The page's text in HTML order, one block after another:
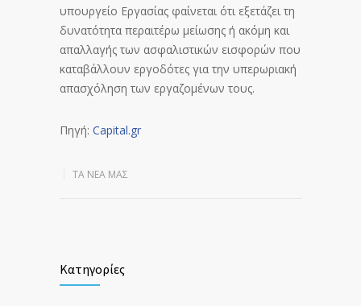
υπουργείο Εργασίας φαίνεται ότι εξετάζει τη
δυνατότητα περαιτέρω μείωσης ή ακόμη και
απαλλαγής των ασφαλιστικών εισφορών που
καταβάλλουν εργοδότες για την υπερωριακή
απασχόληση των εργαζομένων τους.
Πηγή: Capital.gr
ΤΑ ΝΈΑ ΜΑΣ
Κατηγορίες